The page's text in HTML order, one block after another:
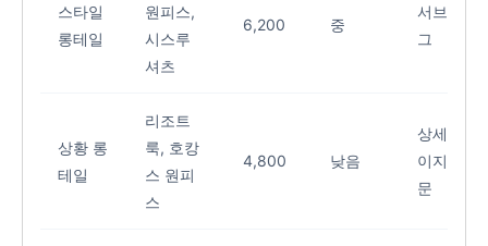
스타일
롱테일
원피스,
시스루
셔츠
6,200 중
서브 태
그
상황 롱
테일
리조트
룩, 호캉
스 원피
스
4,800 낮음
상세페
이지 본
문